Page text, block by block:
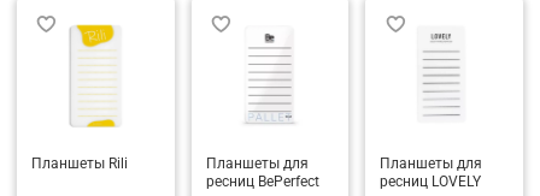
Планшеты Rili
Планшеты для
ресниц BePerfect
Планшеты для
ресниц LOVELY